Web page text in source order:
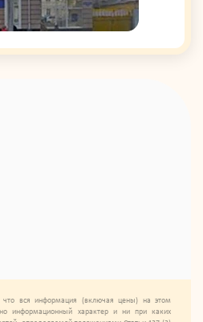
вся информация (включая цены) на этом
информационный характер и ни при каких